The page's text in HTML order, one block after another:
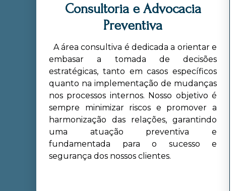
Consultoria e Advocacia
Preventiva
A área consultiva é dedicada a orientar e
embasar a tomada de decisões
estratégicas, tanto em casos específicos
quanto na implementação de mudanças
nos processos internos. Nosso objetivo é
sempre minimizar riscos e promover a
harmonização das relações, garantindo
uma atuação preventiva e
fundamentada para o sucesso e
segurança dos nossos clientes.